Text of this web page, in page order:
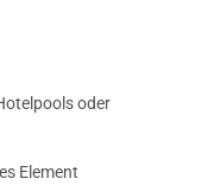
oder
Element